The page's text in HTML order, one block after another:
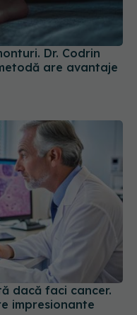
are avantaje
impresionante